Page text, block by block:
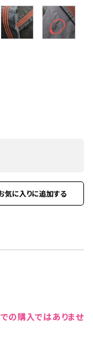
の購入ではありませ